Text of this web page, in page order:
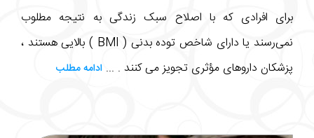
برای افرادی که با اصلاح سبک زندگی به نتیجه مطلوب
نمی‌رسند یا دارای شاخص توده بدنی ( BMI ) بالایی هستند ،
پزشکان داروهای مؤثری تجویز می کنند . ... ادامه مطلب